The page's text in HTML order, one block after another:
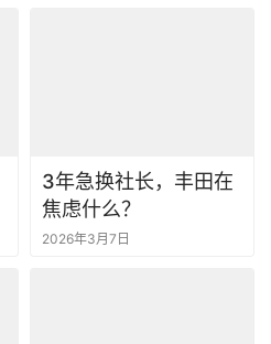
3年急换社长，丰田在
焦虑什么？
2026年3月7日